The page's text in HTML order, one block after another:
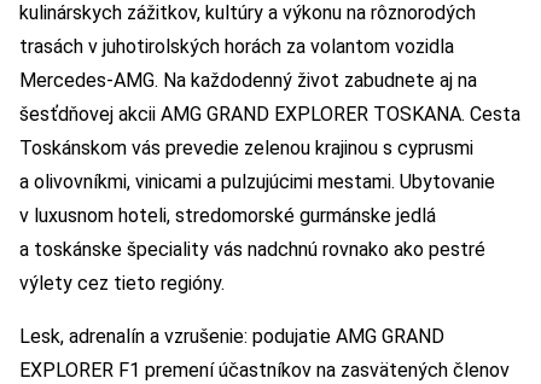
kulinárskych zážitkov, kultúry a výkonu na rôznorodých
trasách v juhotirolských horách za volantom vozidla
Mercedes-AMG. Na každodenný život zabudnete aj na
šesťdňovej akcii AMG GRAND EXPLORER TOSKANA. Cesta
Toskánskom vás prevedie zelenou krajinou s cyprusmi
a olivovníkmi, vinicami a pulzujúcimi mestami. Ubytovanie
v luxusnom hoteli, stredomorské gurmánske jedlá
a toskánske špeciality vás nadchnú rovnako ako pestré
výlety cez tieto regióny.
Lesk, adrenalín a vzrušenie: podujatie AMG GRAND
EXPLORER F1 premení účastníkov na zasvätených členov